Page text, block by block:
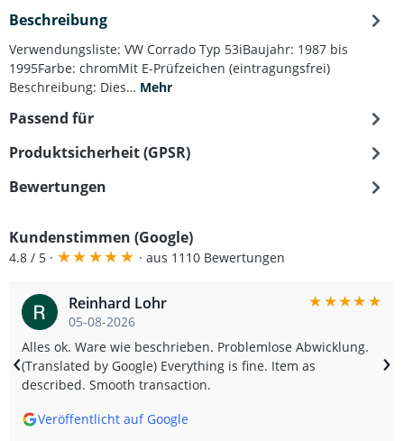
Beschreibung
Verwendungsliste: VW Corrado Typ 53iBaujahr: 1987 bis
1995Farbe: chromMit E-Prüfzeichen (eintragungsfrei)
Beschreibung: Dies… Mehr
Passend für
Produktsicherheit (GPSR)
Bewertungen
Kundenstimmen (Google)
4.8 / 5 · ★★★★★ · aus 1110 Bewertungen
Reinhard Lohr
05-08-2026
★★★★★
Alles ok. Ware wie beschrieben. Problemlose Abwicklung.
(Translated by Google) Everything is fine. Item as
described. Smooth transaction.
Veröffentlicht auf Google
‹ ›